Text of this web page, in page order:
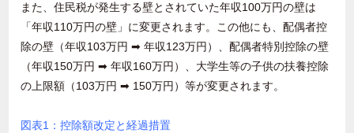
また、住民税が発生する壁とされていた年収100万円の壁は
「年収110万円の壁」に変更されます。この他にも、配偶者控
除の壁（年収103万円 ➡ 年収123万円）、配偶者特別控除の壁
（年収150万円➡年収160万円）、大学生等の子供の扶養控除
の上限額（103万円➡ 150万円）等が変更されます。
図表1：控除額改定と経過措置